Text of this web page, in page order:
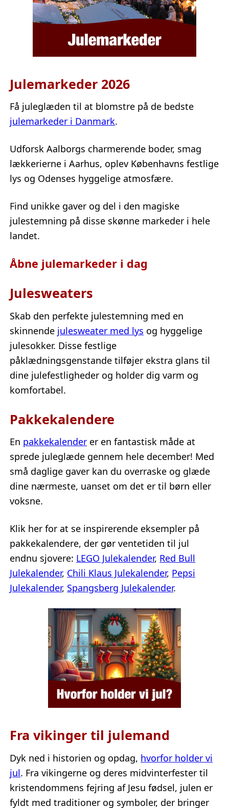
Julemarkeder 2026
Få juleglæden til at blomstre på de bedste
julemarkeder i Danmark.
Udforsk Aalborgs charmerende boder, smag
lækkerierne i Aarhus, oplev Københavns festlige
lys og Odenses hyggelige atmosfære.
Find unikke gaver og del i den magiske
julestemning på disse skønne markeder i hele
landet.
Åbne julemarkeder i dag
Julesweaters
Skab den perfekte julestemning med en
skinnende julesweater med lys og hyggelige
julesokker. Disse festlige
påklædningsgenstande tilføjer ekstra glans til
dine julefestligheder og holder dig varm og
komfortabel.
Pakkekalendere
En pakkekalender er en fantastisk måde at
sprede juleglæde gennem hele december! Med
små daglige gaver kan du overraske og glæde
dine nærmeste, uanset om det er til børn eller
voksne.
Klik her for at se inspirerende eksempler på
pakkekalendere, der gør ventetiden til jul
endnu sjovere: LEGO Julekalender, Red Bull
Julekalender, Chili Klaus Julekalender, Pepsi
Julekalender, Spangsberg Julekalender.
Fra vikinger til julemand
Dyk ned i historien og opdag, hvorfor holder vi
jul. Fra vikingerne og deres midvinterfester til
kristendommens fejring af Jesu fødsel, julen er
fyldt med traditioner og symboler, der bringer